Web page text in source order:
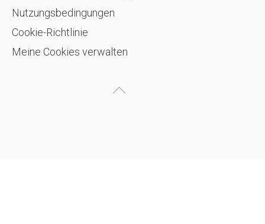
Nutzungsbedingungen
Cookie-Richtlinie
Meine Cookies verwalten